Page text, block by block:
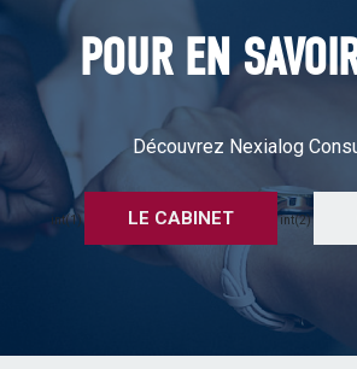
POUR EN
Découvrez Nexialog
int(1) LE CABINET int(2)